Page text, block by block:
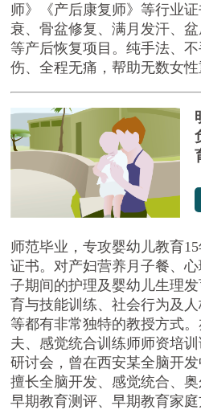
师》《产后康复师》等行业
衰、骨盆修复、满月发汗、
等产后恢复项目。纯手法、
伤、全程无痛，帮助无数女性
师范毕业，专攻婴幼儿教育
证书。对产妇营养月子餐、
子期间的护理及婴幼儿生理
育与技能训练、社会行为及
等都有非常独特的教授方式
夫、感觉统合训练师师资培
研讨会，曾在西安某全脑开
擅长全脑开发、感觉统合、奥
早期教育测评、早期教育家庭